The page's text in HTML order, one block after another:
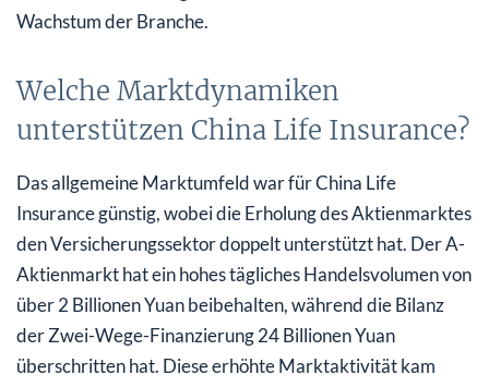
Wachstum der Branche.
Welche Marktdynamiken
unterstützen China Life Insurance?
Das allgemeine Marktumfeld war für China Life
Insurance günstig, wobei die Erholung des Aktienmarktes
den Versicherungssektor doppelt unterstützt hat. Der A-
Aktienmarkt hat ein hohes tägliches Handelsvolumen von
über 2 Billionen Yuan beibehalten, während die Bilanz
der Zwei-Wege-Finanzierung 24 Billionen Yuan
überschritten hat. Diese erhöhte Marktaktivität kam